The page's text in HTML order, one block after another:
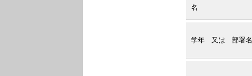
名
学年 又は 部署名